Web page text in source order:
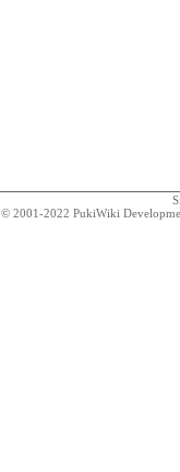
© 2001-2022PukiWiki